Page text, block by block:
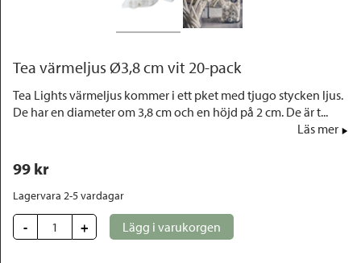
Tea värmeljus Ø3,8 cm vit 20-pack
Tea Lights värmeljus kommer i ett pket med tjugo stycken ljus.
De har en diameter om 3,8 cm och en höjd på 2 cm. De är t...
Läs mer
99 kr
Lagervara 2-5 vardagar
- + Lägg i varukorgen